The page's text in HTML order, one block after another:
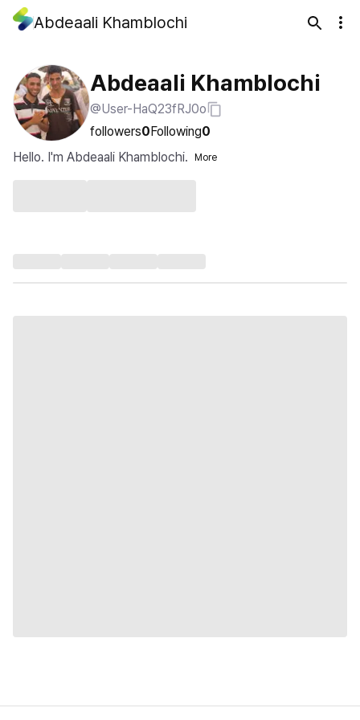
Abdeaali Khamblochi
Abdeaali Khamblochi
@User-HaQ23fRJ0o
followers0Following0
Hello. I'm Abdeaali Khamblochi.
More